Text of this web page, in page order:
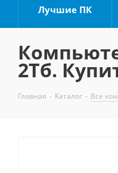
Лучшие ПК
2Тб.
Главная - Каталог - Все